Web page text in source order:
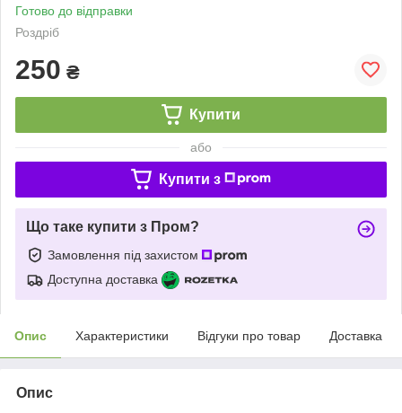
Готово до відправки
Роздріб
250 ₴
Купити
або
Купити з
Що таке купити з Пром?
Замовлення під захистом
Доступна доставка
Опис Характеристики Відгуки про товар Доставка
Опис